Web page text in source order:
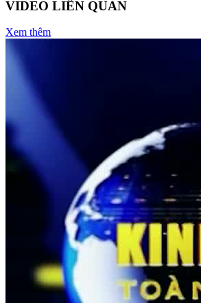
VIDEO LIÊN QUAN
Xem thêm